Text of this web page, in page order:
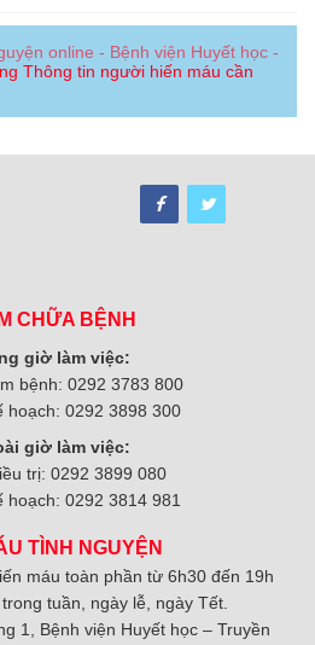
online - Bệnh viện Huyết học -
Thông tin người hiến máu cần
CHỮA BỆNH
giờ làm việc:
bệnh: 0292 3783 800
hoạch: 0292 3898 300
giờ làm việc:
trị: 0292 3899 080
hoạch: 0292 3814 981
TÌNH NGUYỆN
máu toàn phần từ 6h30 đến 19h
tuần, ngày lễ, ngày Tết.
1, Bệnh viện Huyết học – Truyền